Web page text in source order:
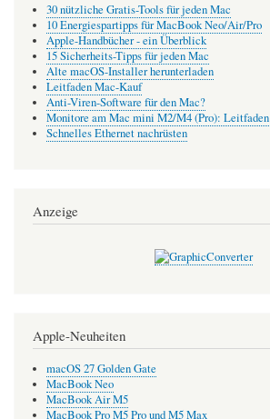
30 nützliche Gratis-Tools für jeden Mac
10 Energiespartipps für MacBook Neo/Air/Pro
Apple-Handbücher - ein Überblick
15 Sicherheits-Tipps für jeden Mac
Alte macOS-Installer herunterladen
Leitfaden Mac-Kauf
Anti-Viren-Software für den Mac?
Monitore am Mac mini M2/M4 (Pro): Leitfaden
Schnelles Ethernet nachrüsten
Anzeige
Apple-Neuheiten
macOS 27 Golden Gate
MacBook Neo
MacBook Air M5
MacBook Pro M5 Pro und M5 Max